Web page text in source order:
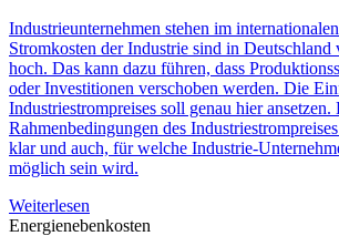
Industrieunternehmen stehen im
Stromkosten der Industrie sind in Deutschland
hoch. Das kann dazu führen, dass
oder Investitionen verschoben werden. Die
Industriestrompreises soll genau hier ansetzen.
Rahmenbedingungen des
klar und auch, für welche Industrie-
möglich sein wird.
Weiterlesen
Energienebenkosten